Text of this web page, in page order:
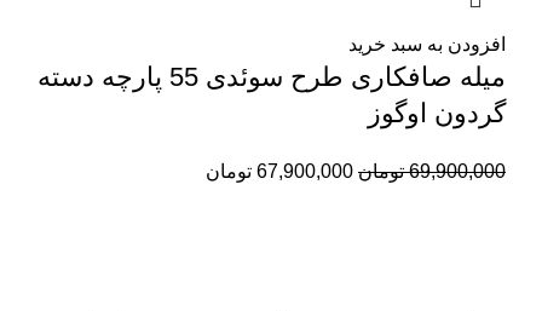
افزودن به سبد خرید
میله صافکاری طرح سوئدی 55 پارچه دسته
گردون اوگوز
69,900,000 تومان 67,900,000 تومان